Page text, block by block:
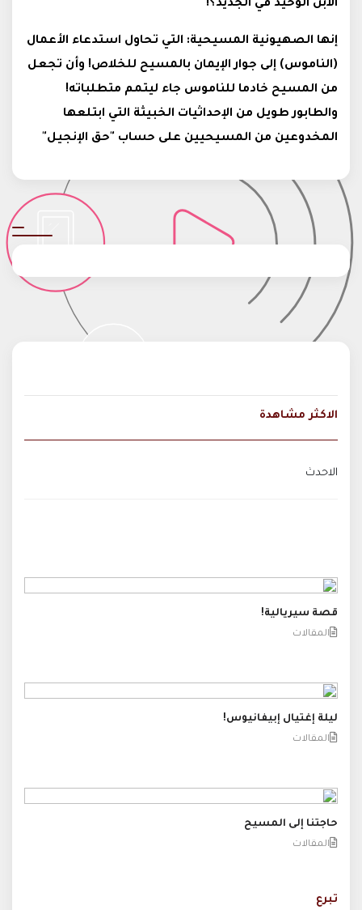
الابن الوحيد في الجديد؟!
إنها الصهيونية المسيحية: التي تحاول استدعاء الأعمال
(الناموس) إلى جوار الإيمان بالمسيح للخلاص! وأن تجعل
من المسيح خادما للناموس جاء ليتمم متطلباته!
والطابور طويل من الإحداثيات الخبيثة التي ابتلعها
المخدوعين من المسيحيين على حساب "حق الإنجيل"
الاكثر مشاهدة
الاحدث
قصة سيريالية!
المقالات
ليلة إغتيال إبيفانيوس!
المقالات
حاجتنا إلى المسيح
المقالات
تبرع